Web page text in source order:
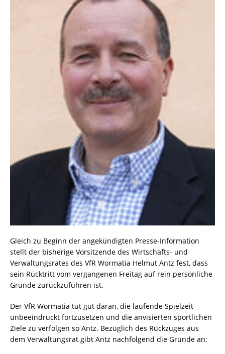
Gleich zu Beginn der angekündigten Presse-Information
stellt der bisherige Vorsitzende des Wirtschafts- und
Verwaltungsrates des VfR Wormatia Helmut Antz fest, dass
sein Rücktritt vom vergangenen Freitag auf rein persönliche
Gründe zurückzuführen ist.
Der VfR Wormatia tut gut daran, die lau­fende Spielzeit
unbeeindruckt fortzusetzen und die anvisierten sportlichen
Ziele zu ver­folgen so Antz. Bezüglich des Rückzuges aus
dem Verwal­tungsrat gibt Antz nachfolgend die Gründe an: